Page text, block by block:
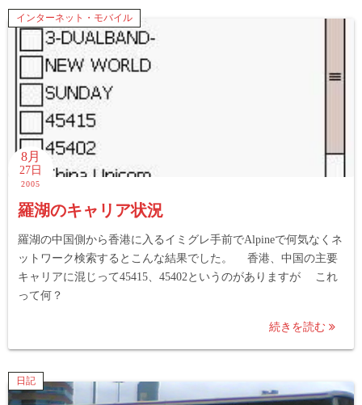
インターネット・モバイル
8月
27日
2005
羅湖のキャリア状況
羅湖の中国側から香港に入るイミグレ手前でAlpineで何気なくネ
ットワーク検索するとこんな結果でした。 香港、中国の主要
キャリアに混じって45415、45402というのがありますが これ
って何？
続きを読む
日記